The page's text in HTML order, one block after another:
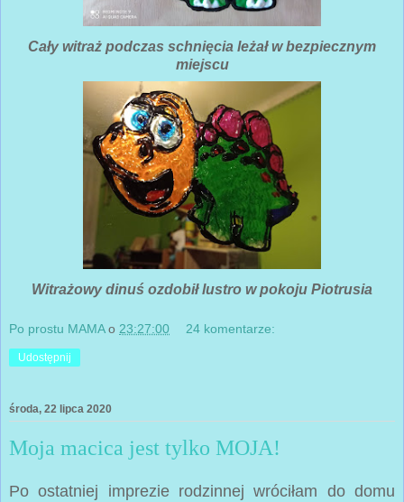
Cały witraż podczas schnięcia leżał w bezpiecznym
miejscu
Witrażowy dinuś ozdobił lustro w pokoju Piotrusia
Po prostu MAMA o 23:27:00 24 komentarze:
Udostępnij
środa, 22 lipca 2020
Moja macica jest tylko MOJA!
Po ostatniej imprezie rodzinnej wróciłam do domu